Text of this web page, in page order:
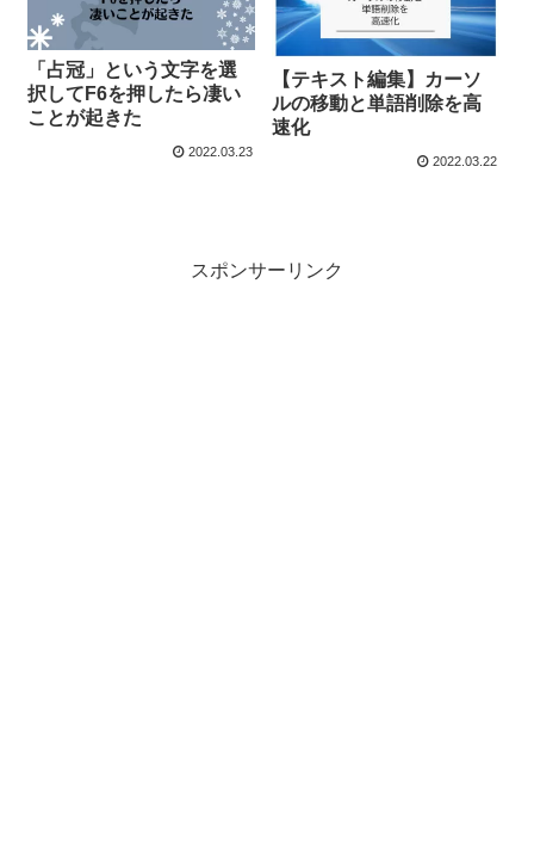
「占冠」という文字を選
択してF6を押したら凄い
ことが起きた
2022.03.23
【テキスト編集】カーソ
ルの移動と単語削除を高
速化
2022.03.22
スポンサーリンク